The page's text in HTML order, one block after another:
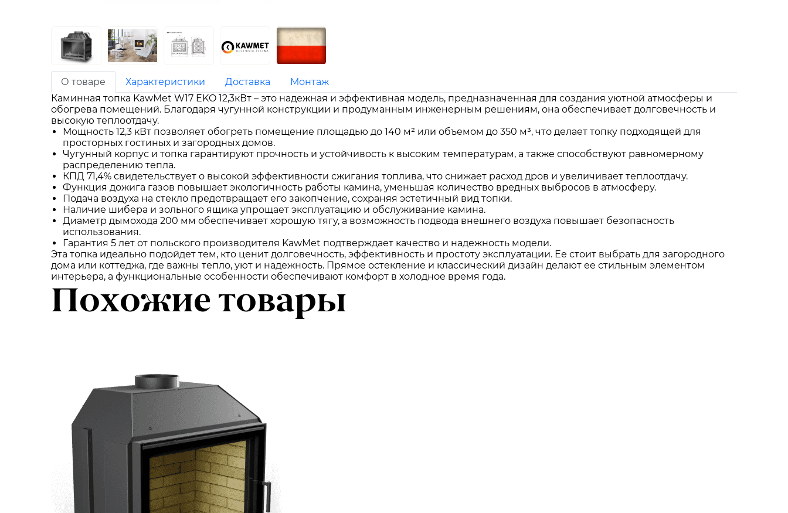
О товаре Характеристики Доставка
Монтаж
Каминная топка KawMet W17 EKO 12,3кВт – это надежная и эффективная модель, предназначенная для создания уютной атмосферы и
обогрева помещений. Благодаря чугунной конструкции и продуманным инженерным решениям, она обеспечивает долговечность и
высокую теплоотдачу.
Мощность 12,3 кВт позволяет обогреть помещение площадью до 140 м² или объемом до 350 м³, что делает топку подходящей для
просторных гостиных и загородных домов.
Чугунный корпус и топка гарантируют прочность и устойчивость к высоким температурам, а также способствуют равномерному
распределению тепла.
КПД 71,4% свидетельствует о высокой эффективности сжигания топлива, что снижает расход дров и увеличивает теплоотдачу.
Функция дожига газов повышает экологичность работы камина, уменьшая количество вредных выбросов в атмосферу.
Подача воздуха на стекло предотвращает его закопчение, сохраняя эстетичный вид топки.
Наличие шибера и зольного ящика упрощает эксплуатацию и обслуживание камина.
Диаметр дымохода 200 мм обеспечивает хорошую тягу, а возможность подвода внешнего воздуха повышает безопасность
использования.
Гарантия 5 лет от польского производителя KawMet подтверждает качество и надежность модели.
Эта топка идеально подойдет тем, кто ценит долговечность, эффективность и простоту эксплуатации. Ее стоит выбрать для загородного
дома или коттеджа, где важны тепло, уют и надежность. Прямое остекление и классический дизайн делают ее стильным элементом
интерьера, а функциональные особенности обеспечивают комфорт в холодное время года.
Похожие товары